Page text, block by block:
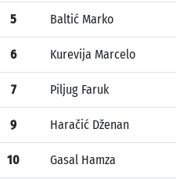
5 Baltić Marko
6 Kurevija Marcelo
7 Piljug Faruk
9 Haračić Dženan
10 Gasal Hamza